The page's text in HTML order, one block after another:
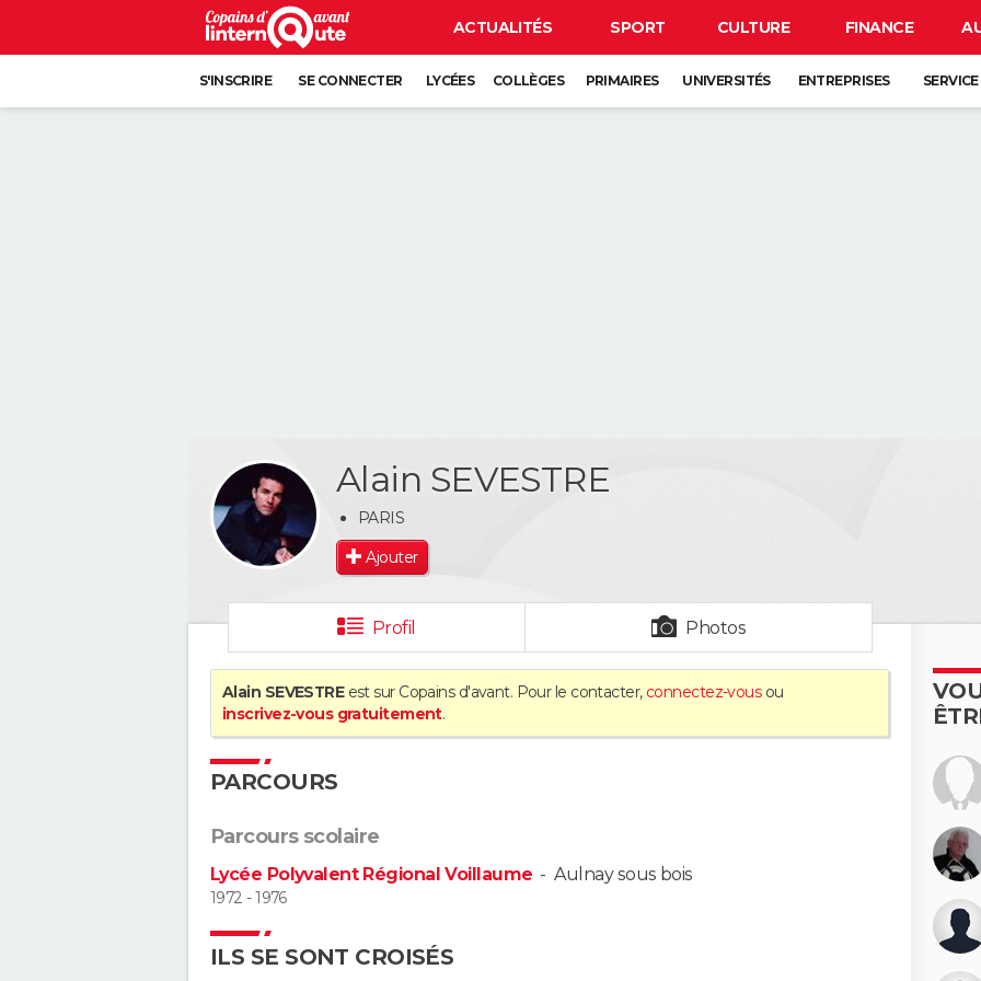
ACTUALITÉS SPORT CULTURE FINANCE
S'INSCRIRE SE CONNECTER LYCÉES COLLÈGES PRIMAIRES UNIVERSITÉS ENTREPRISES
Alain SEVESTRE
PARIS
Ajouter
Profil Photos
Alain SEVESTREest sur Copains d'avant. Pour le contacter, connectez-vousou
inscrivez-vous gratuitement.
PARCOURS
Parcours scolaire
Lycée Polyvalent Régional Voillaume - Aulnay sous bois
1972 - 1976
ILS SE SONT CROISÉS